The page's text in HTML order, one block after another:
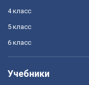
4 класс
5 класс
6 класс
Учебники